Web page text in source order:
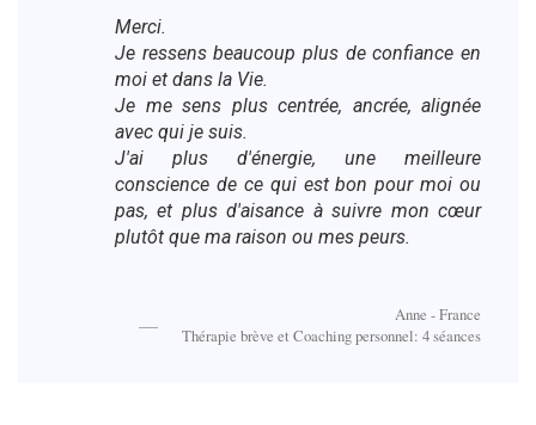
Merci.
Je ressens beaucoup plus de confiance en
moi et dans la Vie.
Je me sens plus centrée, ancrée, alignée
avec qui je suis.
J'ai plus d'énergie, une meilleure
conscience de ce qui est bon pour moi ou
pas, et plus d'aisance à suivre mon cœur
plutôt que ma raison ou mes peurs.
Anne - France
Thérapie brève et Coaching personnel: 4 séances